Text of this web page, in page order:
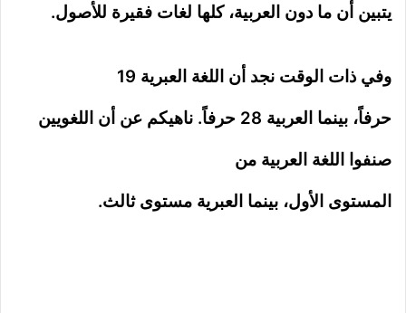
يتبين أن ما دون العربية، كلها لغات فقيرة للأصول.
وفي ذات الوقت نجد أن اللغة العبرية 19
حرفاً، بينما العربية 28 حرفاً. ناهيكم عن أن اللغويين
صنفوا اللغة العربية من
المستوى الأول، بينما العبرية مستوى ثالث.